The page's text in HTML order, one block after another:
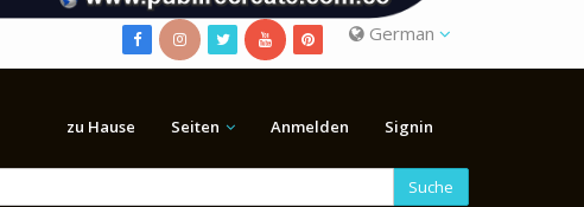
German
zu Hause Seiten Anmelden Signin
Suche